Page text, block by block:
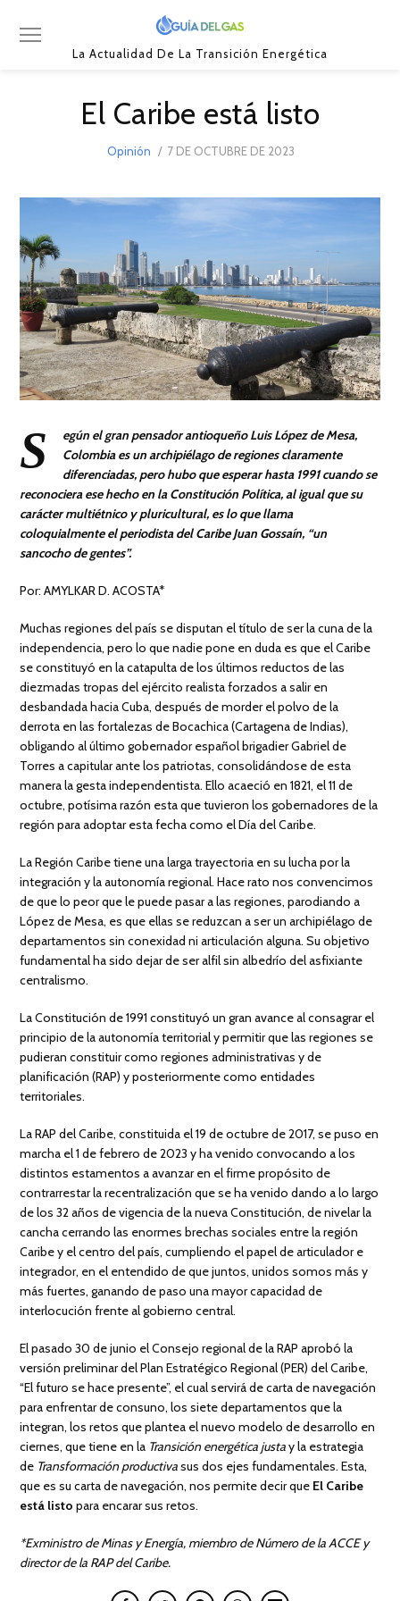
La Actualidad De La Transición Energética
El Caribe está listo
Opinión
POSTED
7 DE OCTUBRE DE 2023
DE
S
egún el gran pensador antioqueño Luis López de Mesa,
Colombia es un archipiélago de regiones claramente
diferenciadas, pero hubo que esperar hasta 1991 cuando se
reconociera ese hecho en la Constitución Política, al igual que su
carácter multiétnico y pluricultural, es lo que llama
coloquialmente el periodista del Caribe Juan Gossaín, “un
sancocho de gentes”.
Por: AMYLKAR D. ACOSTA*
Muchas regiones del país se disputan el título de ser la cuna de la
independencia, pero lo que nadie pone en duda es que el Caribe
se constituyó en la catapulta de los últimos reductos de las
diezmadas tropas del ejército realista forzados a salir en
desbandada hacia Cuba, después de morder el polvo de la
derrota en las fortalezas de Bocachica (Cartagena de Indias),
obligando al último gobernador español brigadier Gabriel de
Torres a capitular ante los patriotas, consolidándose de esta
manera la gesta independentista. Ello acaeció en 1821, el 11 de
octubre, potísima razón esta que tuvieron los gobernadores de la
región para adoptar esta fecha como el Día del Caribe.
La Región Caribe tiene una larga trayectoria en su lucha por la
integración y la autonomía regional. Hace rato nos convencimos
de que lo peor que le puede pasar a las regiones, parodiando a
López de Mesa, es que ellas se reduzcan a ser un archipiélago de
departamentos sin conexidad ni articulación alguna. Su objetivo
fundamental ha sido dejar de ser alfil sin albedrío del asfixiante
centralismo.
La Constitución de 1991 constituyó un gran avance al consagrar el
principio de la autonomía territorial y permitir que las regiones se
pudieran constituir como regiones administrativas y de
planificación (RAP) y posteriormente como entidades
territoriales.
La RAP del Caribe, constituida el 19 de octubre de 2017, se puso en
marcha el 1 de febrero de 2023 y ha venido convocando a los
distintos estamentos a avanzar en el firme propósito de
contrarrestar la recentralización que se ha venido dando a lo largo
de los 32 años de vigencia de la nueva Constitución, de nivelar la
cancha cerrando las enormes brechas sociales entre la región
Caribe y el centro del país, cumpliendo el papel de articulador e
integrador, en el entendido de que juntos, unidos somos más y
más fuertes, ganando de paso una mayor capacidad de
interlocución frente al gobierno central.
El pasado 30 de junio el Consejo regional de la RAP aprobó la
versión preliminar del Plan Estratégico Regional (PER) del Caribe,
“El futuro se hace presente”, el cual servirá de carta de navegación
para enfrentar de consuno, los siete departamentos que la
integran, los retos que plantea el nuevo modelo de desarrollo en
ciernes, que tiene en la Transición energética justay la estrategia
de Transformación productivasus dos ejes fundamentales. Esta,
que es su carta de navegación, nos permite decir que El Caribe
está listo para encarar sus retos.
*Exministro de Minas y Energía, miembro de Número de la ACCE y
director de la RAP del Caribe.